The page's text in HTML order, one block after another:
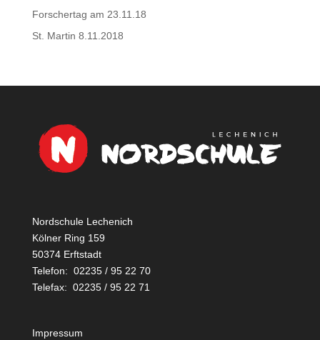
Forschertag am 23.11.18
St. Martin 8.11.2018
Nordschule Lechenich
Kölner Ring 159
50374 Erftstadt
Telefon: 02235 / 95 22 70
Telefax: 02235 / 95 22 71
Impressum